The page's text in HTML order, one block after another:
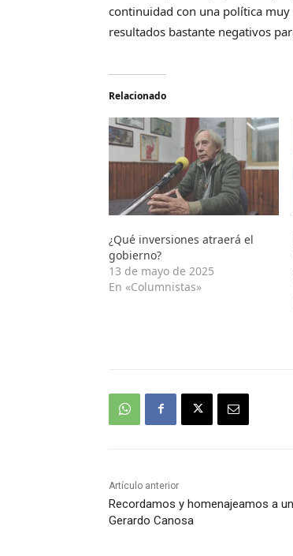
continuidad con una política muy
resultados bastante negativos
Relacionado
¿Qué inversiones atraerá el
gobierno?
13 de mayo de 2025
En «Columnistas»
Artículo anterior
Recordamos y homenajeamos a
Gerardo Canosa